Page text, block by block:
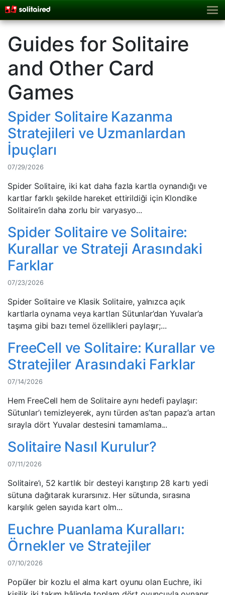
Guides for Solitaire
and Other Card
Games
Spider Solitaire Kazanma
Stratejileri ve Uzmanlardan
İpuçları
07/29/2026
Spider Solitaire, iki kat daha fazla kartla oynandığı ve
kartlar farklı şekilde hareket ettirildiği için Klondike
Solitaire’in daha zorlu bir varyasyo...
Spider Solitaire ve Solitaire:
Kurallar ve Strateji Arasındaki
Farklar
07/23/2026
Spider Solitaire ve Klasik Solitaire, yalnızca açık
kartlarla oynama veya kartları Sütunlar’dan Yuvalar’a
taşıma gibi bazı temel özellikleri paylaşır;...
FreeCell ve Solitaire: Kurallar ve
Stratejiler Arasındaki Farklar
07/14/2026
Hem FreeCell hem de Solitaire aynı hedefi paylaşır:
Sütunlar’ı temizleyerek, aynı türden as’tan papaz’a artan
sırayla dört Yuvalar destesini tamamlama...
Solitaire Nasıl Kurulur?
07/11/2026
Solitaire’ı, 52 kartlık bir desteyi karıştırıp 28 kartı yedi
sütuna dağıtarak kurarsınız. Her sütunda, sırasına
karşılık gelen sayıda kart olm...
Euchre Puanlama Kuralları:
Örnekler ve Stratejiler
07/10/2026
Popüler bir kozlu el alma kart oyunu olan Euchre, iki